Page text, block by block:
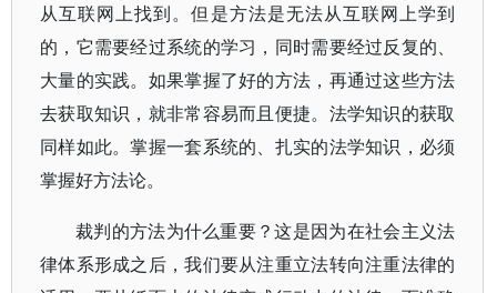
从互联网上找到。但是方法是无法从互联网上学到
的，它需要经过系统的学习，同时需要经过反复的、
大量的实践。如果掌握了好的方法，再通过这些方法
去获取知识，就非常容易而且便捷。法学知识的获取
同样如此。掌握一套系统的、扎实的法学知识，必须
掌握好方法论。
裁判的方法为什么重要？这是因为在社会主义法
律体系形成之后，我们要从注重立法转向注重法律的